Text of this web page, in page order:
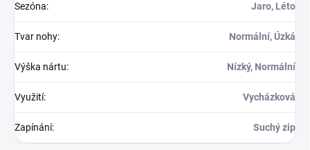
Sezóna: Jaro, Léto
Tvar nohy: Normální, Úzká
Výška nártu: Nízký, Normální
Využití: Vycházková
Zapínání: Suchý zip